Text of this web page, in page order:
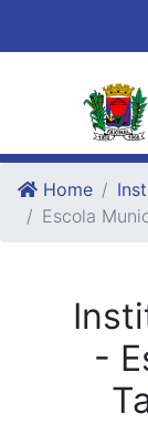
Ir para o fim do
Home
Escola
-